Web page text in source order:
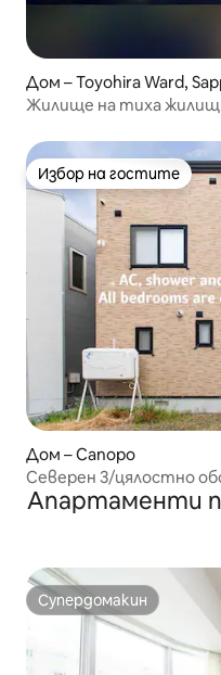
Дом – Toyohira Ward,
Жилище на тиха
бани/всички стаи с
Избор на гостите
Избор на гостите
Дом – Сапоро
Северен 3/цялостно
цялостно
до метростанция/1
Апартаменти
Супердомакин
Супердомакин